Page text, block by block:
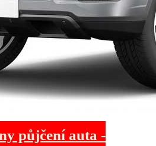
půjčení auta -